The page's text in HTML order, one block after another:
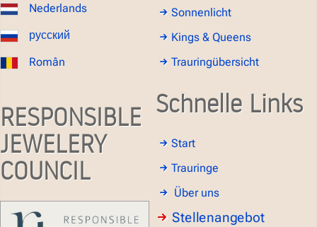
Nederlands
русский
Român
RESPONSIBLE
JEWELERY
COUNCIL
Sonnenlicht
Kings & Queens
Trauringübersicht
Schnelle Links
Start
Trauringe
Über uns
Stellenangebot